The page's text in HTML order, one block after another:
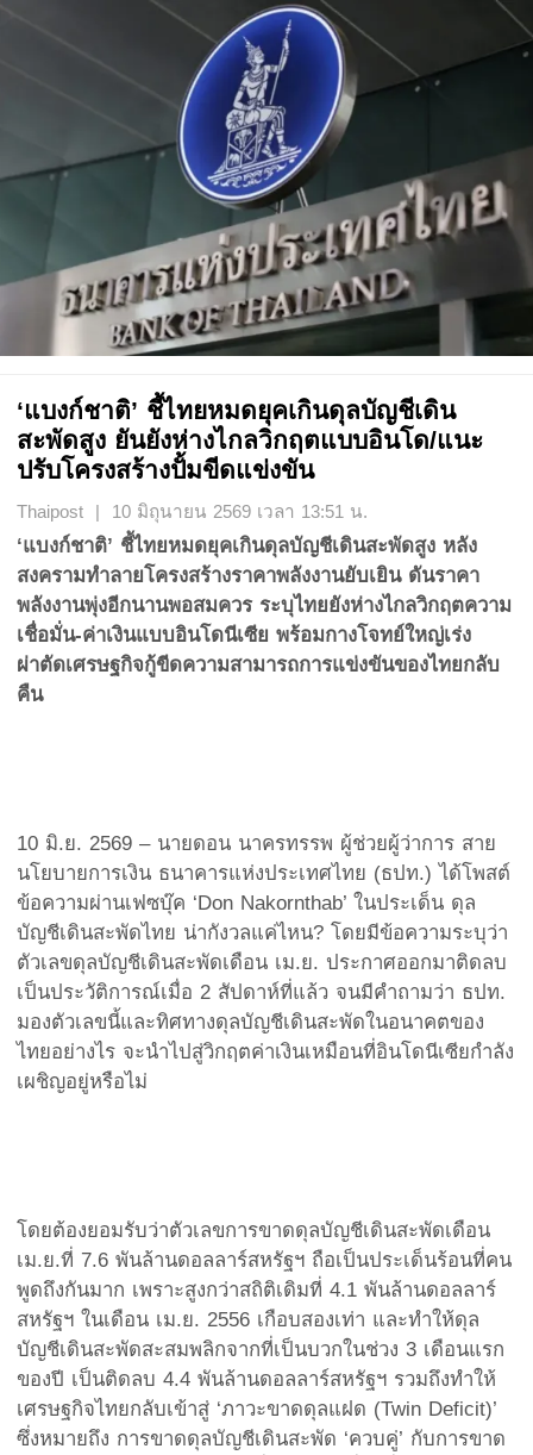
‘แบงก์ชาติ’ ชี้ไทยหมดยุคเกินดุลบัญชีเดิน
สะพัดสูง ยันยังห่างไกลวิกฤตแบบอินโด/แนะ
ปรับโครงสร้างปั้มขีดแข่งขัน
Thaipost | 10 มิถุนายน 2569 เวลา 13:51 น.
‘แบงก์ชาติ’ ชี้ไทยหมดยุคเกินดุลบัญชีเดินสะพัดสูง หลัง
สงครามทำลายโครงสร้างราคาพลังงานยับเยิน ดันราคา
พลังงานพุ่งอีกนานพอสมควร ระบุไทยยังห่างไกลวิกฤตความ
เชื่อมั่น-ค่าเงินแบบอินโดนีเซีย พร้อมกางโจทย์ใหญ่เร่ง
ผ่าตัดเศรษฐกิจกู้ขีดความสามารถการแข่งขันของไทยกลับ
คืน
10 มิ.ย. 2569 – นายดอน นาครทรรพ ผู้ช่วยผู้ว่าการ สาย
นโยบายการเงิน ธนาคารแห่งประเทศไทย (ธปท.) ได้โพสต์
ข้อความผ่านเฟซบุ๊ค ‘Don Nakornthab’ ในประเด็น ดุล
บัญชีเดินสะพัดไทย น่ากังวลแค่ไหน? โดยมีข้อความระบุว่า
ตัวเลขดุลบัญชีเดินสะพัดเดือน เม.ย. ประกาศออกมาติดลบ
เป็นประวัติการณ์เมื่อ 2 สัปดาห์ที่แล้ว จนมีคำถามว่า ธปท.
มองตัวเลขนี้และทิศทางดุลบัญชีเดินสะพัดในอนาคตของ
ไทยอย่างไร จะนำไปสู่วิกฤตค่าเงินเหมือนที่อินโดนีเซียกำลัง
เผชิญอยู่หรือไม่
โดยต้องยอมรับว่าตัวเลขการขาดดุลบัญชีเดินสะพัดเดือน
เม.ย.ที่ 7.6 พันล้านดอลลาร์สหรัฐฯ ถือเป็นประเด็นร้อนที่คน
พูดถึงกันมาก เพราะสูงกว่าสถิติเดิมที่ 4.1 พันล้านดอลลาร์
สหรัฐฯ ในเดือน เม.ย. 2556 เกือบสองเท่า และทำให้ดุล
บัญชีเดินสะพัดสะสมพลิกจากที่เป็นบวกในช่วง 3 เดือนแรก
ของปี เป็นติดลบ 4.4 พันล้านดอลลาร์สหรัฐฯ รวมถึงทำให้
เศรษฐกิจไทยกลับเข้าสู่ ‘ภาวะขาดดุลแฝด (Twin Deficit)’
ซึ่งหมายถึง การขาดดุลบัญชีเดินสะพัด ‘ควบคู่’ กับการขาด